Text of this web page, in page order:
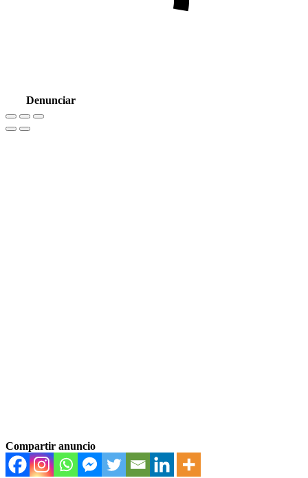
Denunciar
Compartir anuncio